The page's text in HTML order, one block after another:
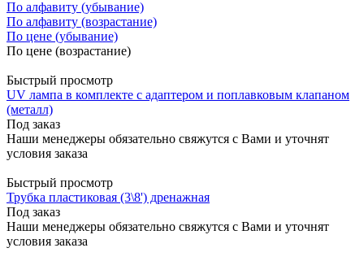
По алфавиту (убывание)
По алфавиту (возрастание)
По цене (убывание)
По цене (возрастание)
Быстрый просмотр
UV лампа в комплекте с адаптером и поплавковым клапаном
(металл)
Под заказ
Наши менеджеры обязательно свяжутся с Вами и уточнят
условия заказа
Быстрый просмотр
Трубка пластиковая (3\8') дренажная
Под заказ
Наши менеджеры обязательно свяжутся с Вами и уточнят
условия заказа